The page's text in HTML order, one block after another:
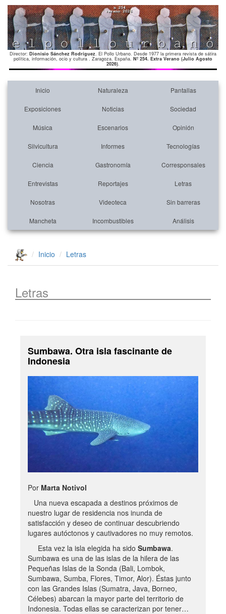
Director: Dionisio Sánchez Rodríguez. El Pollo Urbano. Desde 1977 la primera revista de sátira
política, información, ocio y cultura . Zaragoza. España. Nº 254. Extra Verano (Julio Agosto
2026).
Inicio Naturaleza Pantallas
Exposiciones Noticias Sociedad
Música Escenarios Opinión
Silvicultura Informes Tecnologías
Ciencia Gastronomía Corresponsales
Entrevistas Reportajes Letras
Nosotras Videoteca Sin barreras
Mancheta Incombustibles Análisis
Inicio Letras
Letras
Sumbawa. Otra isla fascinante de
Indonesia
Por Marta Notivol
Una nueva escapada a destinos próximos de
nuestro lugar de residencia nos inunda de
satisfacción y deseo de continuar descubriendo
lugares autóctonos y cautivadores no muy remotos.
Esta vez la isla elegida ha sido Sumbawa.
Sumbawa es una de las islas de la hilera de las
Pequeñas Islas de la Sonda (Bali, Lombok,
Sumbawa, Sumba, Flores, Timor, Alor). Éstas junto
con las Grandes Islas (Sumatra, Java, Borneo,
Célebes) abarcan la mayor parte del territorio de
Indonesia. Todas ellas se caracterizan por tener…